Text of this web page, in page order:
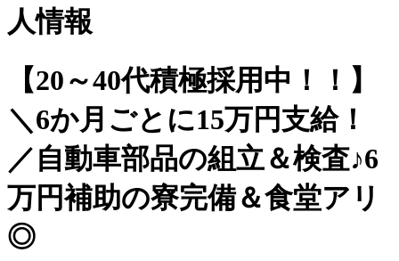
人情報
【20～40代積極採用中！！】
＼6か月ごとに15万円支給！
／自動車部品の組立＆検査♪6
万円補助の寮完備＆食堂アリ
◎